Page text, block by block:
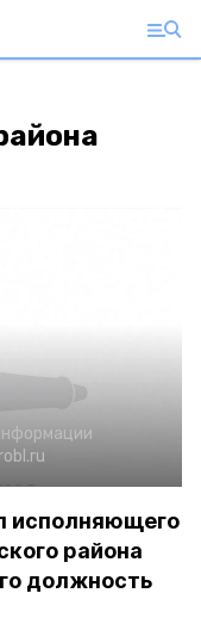
исполняющего
района
должность